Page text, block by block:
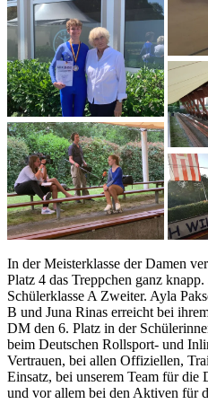
In der Meisterklasse der Damen
Platz 4 das Treppchen ganz
Schülerklasse A Zweiter. Ayla
B und Juna Rinas erreicht bei
DM den 6. Platz in der
beim Deutschen Rollsport- und
Vertrauen, bei allen Offiziellen,
Einsatz, bei unserem Team für
und vor allem bei den Aktiven für